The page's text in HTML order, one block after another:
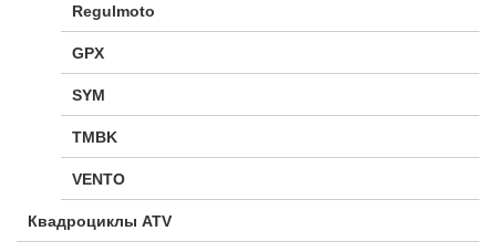
Regulmoto
GPX
SYM
TMBK
VENTO
Квадроциклы ATV